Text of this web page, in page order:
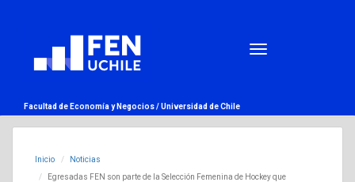
Facultad de Economía y Negocios /Universidad de Chile
Inicio
Noticias
Egresadas FEN son parte de la Selección Femenina de Hockey que